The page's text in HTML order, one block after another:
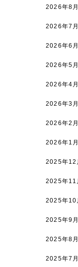
2026年8月
2026年7月
2026年6月
2026年5月
2026年4月
2026年3月
2026年2月
2026年1月
2025年12
2025年11
2025年10
2025年9月
2025年8月
2025年7月